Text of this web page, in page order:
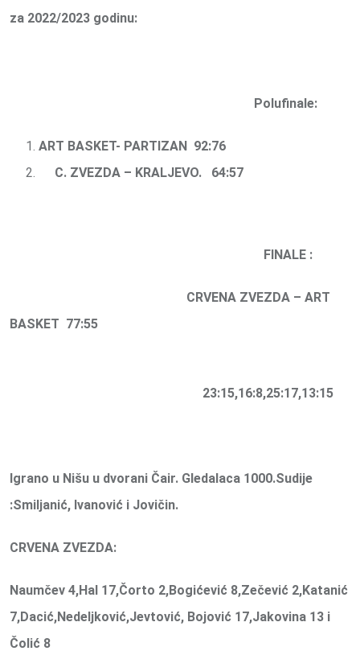
za 2022/2023 godinu:
Polufinale:
ART BASKET- PARTIZAN 92:76
C. ZVEZDA – KRALJEVO. 64:57
FINALE :
CRVENA ZVEZDA – ART
BASKET 77:55
23:15,16:8,25:17,13:15
Igrano u Nišu u dvorani Čair. Gledalaca 1000.Sudije
:Smiljanić, Ivanović i Jovičin.
CRVENA ZVEZDA:
Naumčev 4,Hal 17,Čorto 2,Bogićević 8,Zečević 2,Katanić
7,Dacić,Nedeljković,Jevtović, Bojović 17,Jakovina 13 i
Čolić 8